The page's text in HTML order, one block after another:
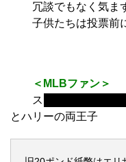
冗談でもなく気ま
子供たちは投票前に
＜MLBファン＞
ストリ⚪︎パーにおば
とハリーの両王子